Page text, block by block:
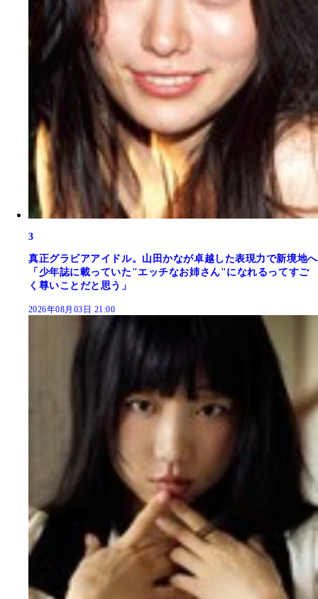
3
真正グラビアアイドル。山田かなが卓越した表現力で新境地へ
「少年誌に載っていた"エッチなお姉さん"になれるってすご
く尊いことだと思う」
2026年08月03日 21:00